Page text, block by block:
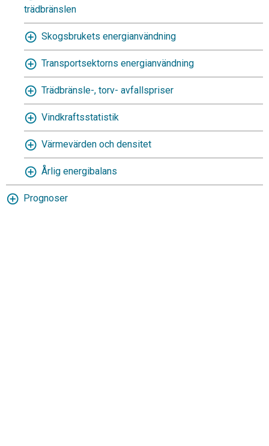
trädbränslen
Skogsbrukets energianvändning
Transportsektorns energianvändning
Trädbränsle-, torv- avfallspriser
Vindkraftsstatistik
Värmevärden och densitet
Årlig energibalans
Prognoser